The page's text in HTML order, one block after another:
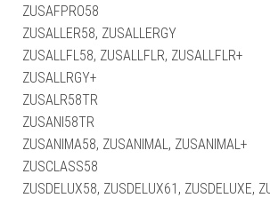
ZUSAFPRO58
ZUSALLER58, ZUSALLERGY
ZUSALLFL58, ZUSALLFLR, ZUSALLFLR+
ZUSALLRGY+
ZUSALR58TR
ZUSANI58TR
ZUSANIMA58, ZUSANIMAL, ZUSANIMAL+
ZUSCLASS58
ZUSDELUX58, ZUSDELUX61, ZUSDELUXE,